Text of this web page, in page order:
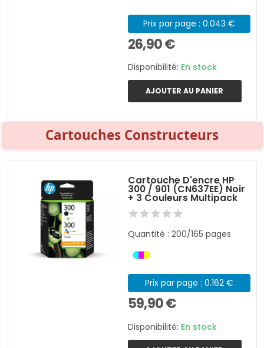
Prix par page : 0.043 €
26,90 €
Disponibilité: En stock
AJOUTER AU PANIER
Cartouches Constructeurs
Cartouche D'encre HP
300 / 901 (CN637EE) Noir
+ 3 Couleurs Multipack
Quantité : 200/165 pages
Prix par page : 0.162 €
59,90 €
Disponibilité: En stock